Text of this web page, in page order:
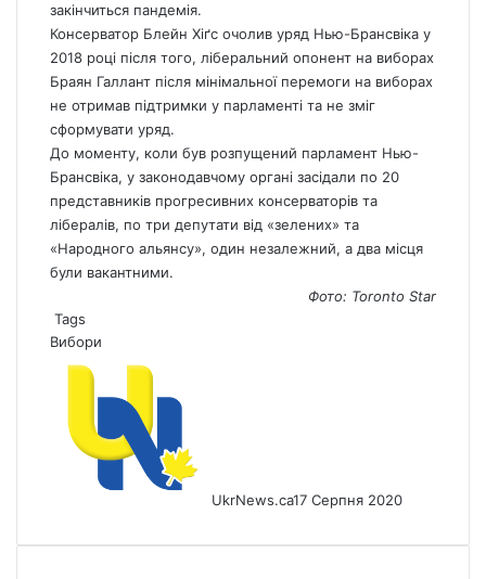
закінчиться пандемія.
Консерватор Блейн Хіґс очолив уряд Нью-Брансвіка у
2018 році після того, ліберальний опонент на виборах
Браян Галлант після мінімальної перемоги на виборах
не отримав підтримки у парламенті та не зміг
сформувати уряд.
До моменту, коли був розпущений парламент Нью-
Брансвіка, у законодавчому органі засідали по 20
представників прогресивних консерваторів та
лібералів, по три депутати від «зелених» та
«Народного альянсу», один незалежний, а два місця
були вакантними.
Фото: Toronto Star
Tags
Вибори
UkrNews.ca17 Серпня 2020